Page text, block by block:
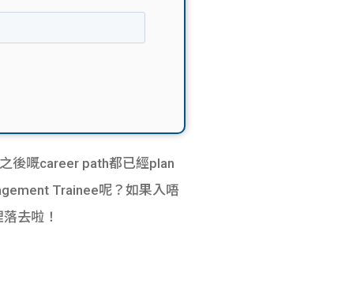
後嘅career path都已經plan
Trainee呢？如果入唔
去啦！